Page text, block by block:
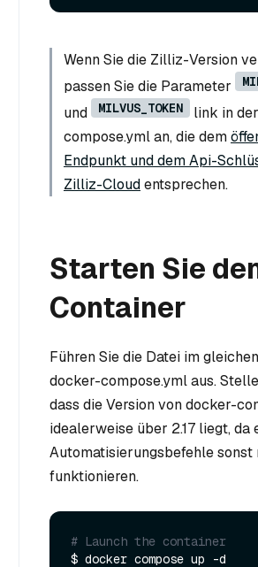
Wenn Sie die Zilliz-Version
passen Sie die Parameter
und MILVUS_TOKEN link in
compose.yml an, die dem
Endpunkt und dem Api-
Zilliz-Cloudentsprechen.
Starten Sie
Container
Führen Sie die Datei im
docker-compose.yml aus.
dass die Version von docker-
idealerweise über 2.17 liegt, da
Automatisierungsbefehle sonst
funktionieren.
# Launch the container